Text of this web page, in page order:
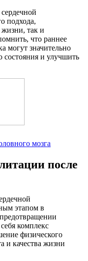
подхода,
так и
что раннее
могут значительно
состояния и улучшить
мозга
после
этапом в
комплекс
физического
и качества жизни